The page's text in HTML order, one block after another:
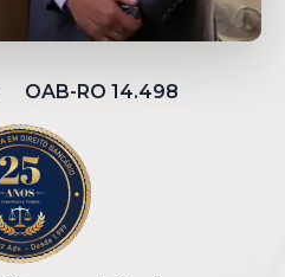
OAB-RO 14.498